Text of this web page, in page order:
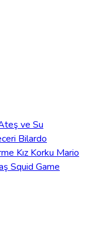
ve Su
Bilardo
Kız Korku Mario
Squid Game